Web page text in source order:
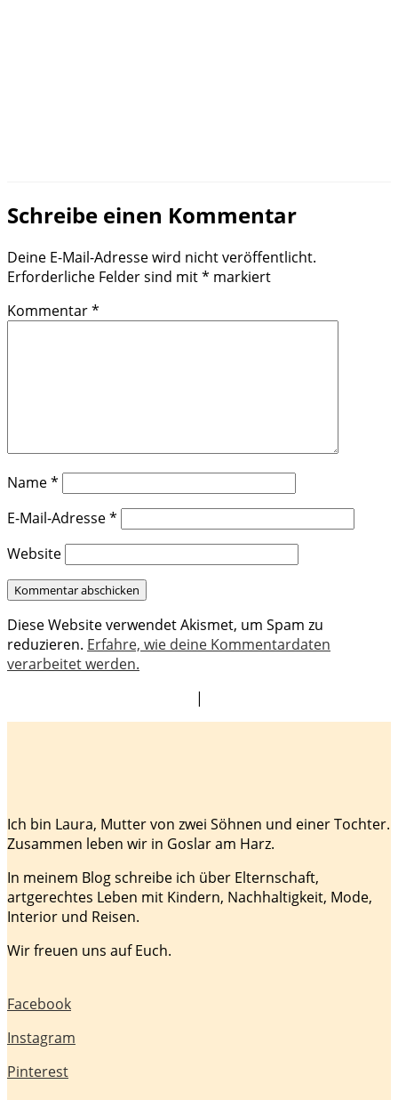
Schreibe einen Kommentar
Deine E-Mail-Adresse wird nicht veröffentlicht.
Erforderliche Felder sind mit* markiert
Kommentar*
Name*
E-Mail-Adresse*
Website
Diese Website verwendet Akismet, um Spam zu
reduzieren. Erfahre, wie deine Kommentardaten
verarbeitet werden.
|
Ich bin Laura, Mutter von zwei Söhnen und einer Tochter.
Zusammen leben wir in Goslar am Harz.
In meinem Blog schreibe ich über Elternschaft,
artgerechtes Leben mit Kindern, Nachhaltigkeit, Mode,
Interior und Reisen.
Wir freuen uns auf Euch.
Facebook
Instagram
Pinterest